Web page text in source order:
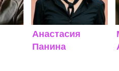
Анастасия
Панина